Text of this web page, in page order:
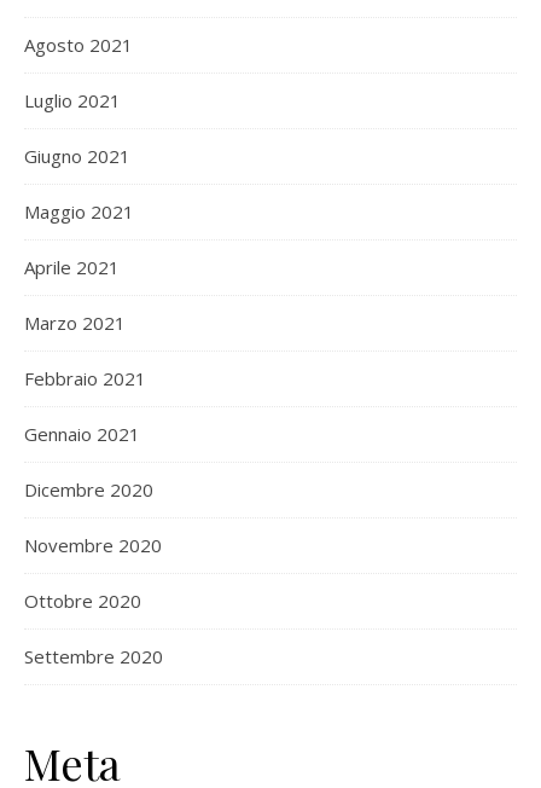
Agosto 2021
Luglio 2021
Giugno 2021
Maggio 2021
Aprile 2021
Marzo 2021
Febbraio 2021
Gennaio 2021
Dicembre 2020
Novembre 2020
Ottobre 2020
Settembre 2020
Meta